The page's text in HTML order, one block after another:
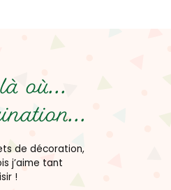
où...
de décoration,
j’aime tant
!